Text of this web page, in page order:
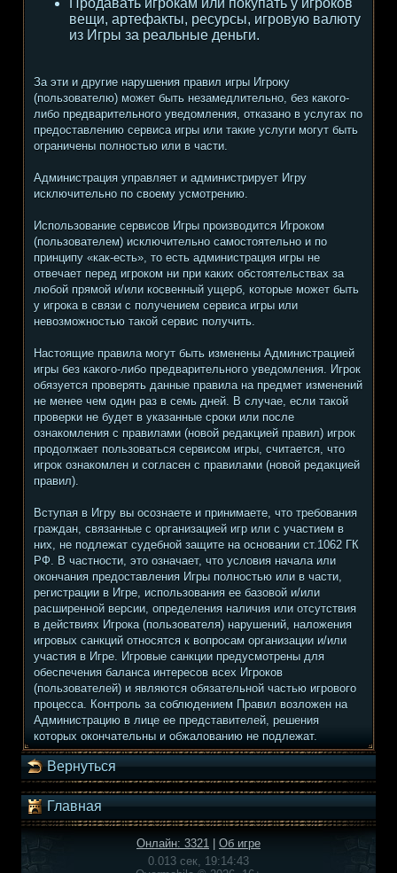
Продавать игрокам или покупать у игроков
вещи, артефакты, ресурсы, игровую валюту
из Игры за реальные деньги.
За эти и другие нарушения правил игры Игроку
(пользователю) может быть незамедлительно, без какого-
либо предварительного уведомления, отказано в услугах по
предоставлению сервиса игры или такие услуги могут быть
ограничены полностью или в части.
Администрация управляет и администрирует Игру
исключительно по своему усмотрению.
Использование сервисов Игры производится Игроком
(пользователем) исключительно самостоятельно и по
принципу «как-есть», то есть администрация игры не
отвечает перед игроком ни при каких обстоятельствах за
любой прямой и/или косвенный ущерб, которые может быть
у игрока в связи с получением сервиса игры или
невозможностью такой сервис получить.
Настоящие правила могут быть изменены Администрацией
игры без какого-либо предварительного уведомления. Игрок
обязуется проверять данные правила на предмет изменений
не менее чем один раз в семь дней. В случае, если такой
проверки не будет в указанные сроки или после
ознакомления с правилами (новой редакцией правил) игрок
продолжает пользоваться сервисом игры, считается, что
игрок ознакомлен и согласен с правилами (новой редакцией
правил).
Вступая в Игру вы осознаете и принимаете, что требования
граждан, связанные с организацией игр или с участием в
них, не подлежат судебной защите на основании ст.1062 ГК
РФ. В частности, это означает, что условия начала или
окончания предоставления Игры полностью или в части,
регистрации в Игре, использования ее базовой и/или
расширенной версии, определения наличия или отсутствия
в действиях Игрока (пользователя) нарушений, наложения
игровых санкций относятся к вопросам организации и/или
участия в Игре. Игровые санкции предусмотрены для
обеспечения баланса интересов всех Игроков
(пользователей) и являются обязательной частью игрового
процесса. Контроль за соблюдением Правил возложен на
Администрацию в лице ее представителей, решения
которых окончательны и обжалованию не подлежат.
Вернуться
Главная
Онлайн: 3321
Об игре
0.013 сек, 19:14:43